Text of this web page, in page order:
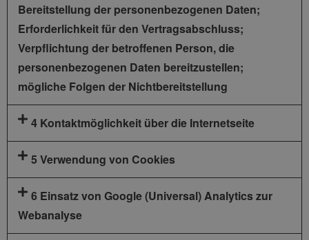
Bereitstellung der personenbezogenen Daten;
Erforderlichkeit für den Vertragsabschluss;
Verpflichtung der betroffenen Person, die
personenbezogenen Daten bereitzustellen;
mögliche Folgen der Nichtbereitstellung
4 Kontaktmöglichkeit über die Internetseite
5 Verwendung von Cookies
6 Einsatz von Google (Universal) Analytics zur
Webanalyse